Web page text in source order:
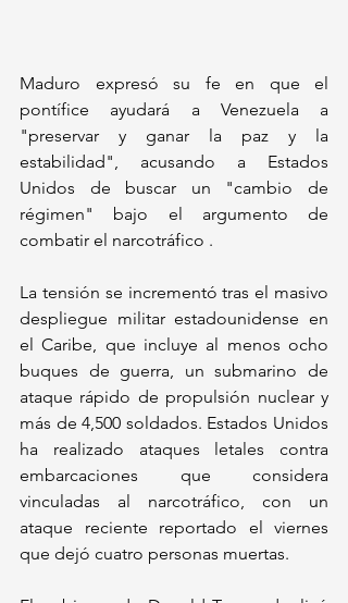
Maduro expresó su fe en que el
pontífice ayudará a Venezuela a
"preservar y ganar la paz y la
estabilidad", acusando a Estados
Unidos de buscar un "cambio de
régimen" bajo el argumento de
combatir el narcotráfico .
La tensión se incrementó tras el masivo
despliegue militar estadounidense en
el Caribe, que incluye al menos ocho
buques de guerra, un submarino de
ataque rápido de propulsión nuclear y
más de 4,500 soldados. Estados Unidos
ha realizado ataques letales contra
embarcaciones que considera
vinculadas al narcotráfico, con un
ataque reciente reportado el viernes
que dejó cuatro personas muertas.